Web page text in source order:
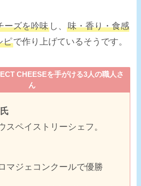
ーズを吟味 し、味・香り・食感
ピで作り上げているそうです。
CHEESEを手がける3人の職人さ
ん
スペイストリーシェフ。
マジェコンクールで優勝